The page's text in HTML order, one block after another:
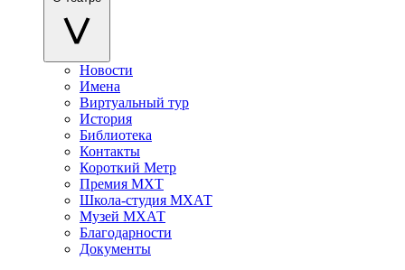
Новости
Имена
Виртуальный тур
История
Библиотека
Контакты
Короткий Метр
Премия МХТ
Школа-студия МХАТ
Музей МХАТ
Благодарности
Документы